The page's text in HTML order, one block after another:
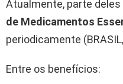
Atualmente, parte deles
de Medicamentos
periodicamente
Entre os benefícios: